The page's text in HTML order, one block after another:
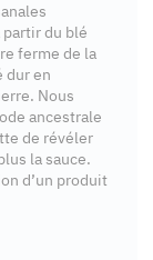
du blé
ferme de la
dur en
Nous
ancestrale
de révéler
la sauce.
d’un produit